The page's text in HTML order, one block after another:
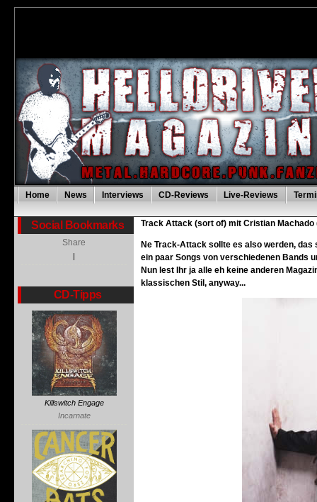
Home News Interviews CD-Reviews Live-Reviews
Social Bookmarks
Share
|
CD-Tipps
Killswitch Engage
Incarnate
Track Attack (sort of) mit Cristian Machado
Ne Track-Attack sollte es also werden,
ein paar Songs von verschiedenen Bands
Nun lest Ihr ja alle eh keine anderen
klassischen Stil, anyway...